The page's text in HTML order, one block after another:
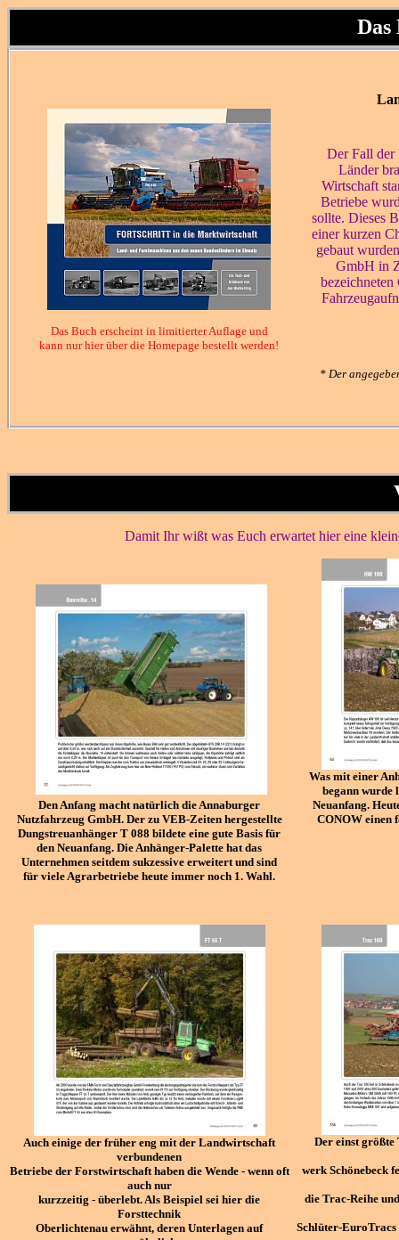
Das
Das Buch erscheint in limitierter Auflage und
kann nur hier über die Homepage bestellt werden!
Der Fall der
Länder
Wirtschaft
Betriebe
sollte. Dieses
einer kurzen
gebaut
GmbH in
* Der
Damit Ihr wißt was Euch erwartet hier eine
Den Anfang macht natürlich die Annaburger
Nutzfahrzeug GmbH. Der zu VEB-Zeiten hergestellte
Dungstreuanhänger T 088 bildete eine gute Basis für
den Neuanfang. Die Anhänger-Palette hat das
Unternehmen seitdem sukzessive erweitert und sind
für viele Agrarbetriebe heute immer noch 1. Wahl.
Was mit einer
begann wurde
Neuanfang.
CONOW einen
Auch einige der früher eng mit der Landwirtschaft
verbundenen
Betriebe der Forstwirtschaft haben die Wende - wenn oft
auch nur
kurzzeitig - überlebt. Als Beispiel sei hier die
Forsttechnik
Oberlichtenau erwähnt, deren Unterlagen auf
Der einst
werk Schönebeck
die Trac-Reihe
Schlüter-